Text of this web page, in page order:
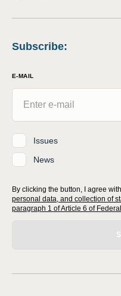
Subscribe:
E-MAIL
Issues
News
By clicking the button, I agree with
personal data, and collection of
paragraph 1 of Article 6 of